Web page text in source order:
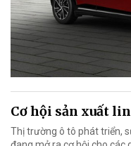
Cơ hội sản xuất
Thị trường ô tô phát triển,